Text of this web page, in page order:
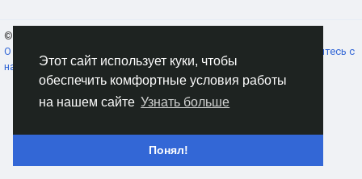
Этот сайт использует куки, чтобы
обеспечить комфортные условия работы
на нашем сайте Узнать больше
Понял!
© 2026 AnimeSocial.SU - Первая аниме сеть!
О нас
Свяжитесь с
нами
Каталог